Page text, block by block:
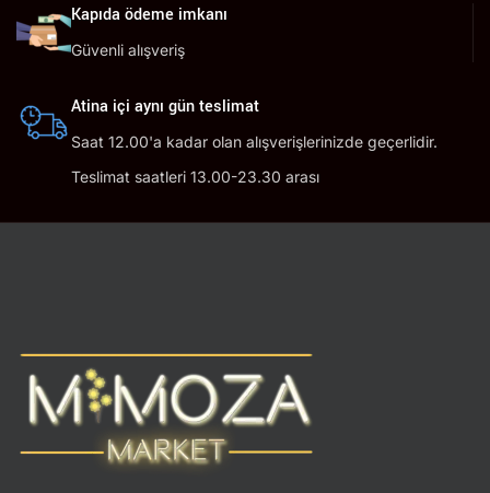
Kapıda ödeme imkanı
Güvenli alışveriş
Atina içi aynı gün teslimat
Saat 12.00'a kadar olan alışverişlerinizde geçerlidir.
Teslimat saatleri 13.00-23.30 arası